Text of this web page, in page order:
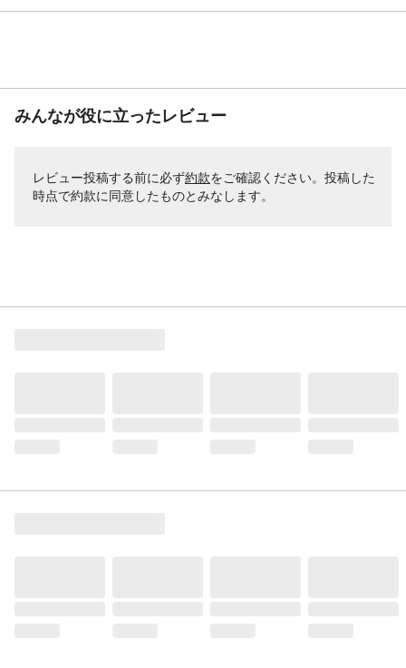
みんなが役に立ったレビュー
レビュー投稿する前に必ず約款をご確認ください。投稿した
時点で約款に同意したものとみなします。